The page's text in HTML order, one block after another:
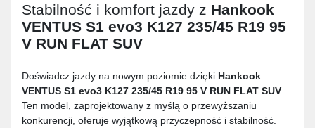
Stabilność i komfort jazdy z Hankook
VENTUS S1 evo3 K127 235/45 R19 95
V RUN FLAT SUV
Doświadcz jazdy na nowym poziomie dzięki Hankook
VENTUS S1 evo3 K127 235/45 R19 95 V RUN FLAT SUV
Ten model, zaprojektowany z myślą o przewyższaniu
konkurencji, oferuje wyjątkową przyczepność i stabilność.